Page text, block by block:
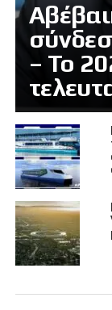
– Το